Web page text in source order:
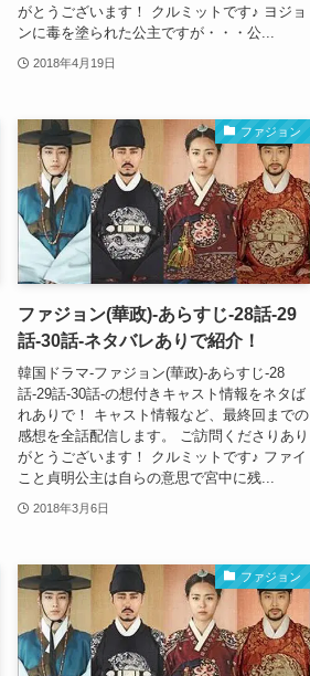
がとうございます！ クルミットです♪ ヨジョ
ンに毒を塗られた公主ですが・・・公...
2018年4月19日
ファジョン
ファジョン(華政)-あらすじ-28話-29
話-30話-ネタバレありで紹介！
韓国ドラマ-ファジョン(華政)-あらすじ-28
話-29話-30話-の想付きキャスト情報をネタば
れありで！ キャスト情報など、最終回までの
感想を全話配信します。 ご訪問くださりあり
がとうございます！ クルミットです♪ ファイ
こと貞明公主は自らの意思で宮中に残...
2018年3月6日
ファジョン